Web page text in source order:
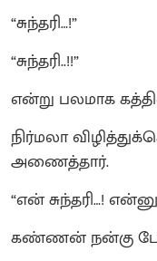
“சுந்தரி…!”
“சுந்தரி..!!”
என்று பலமாக
நிர்மலா
அணைத்தார்.
“என் சுந்தரி…!
கண்ணன் நன்கு